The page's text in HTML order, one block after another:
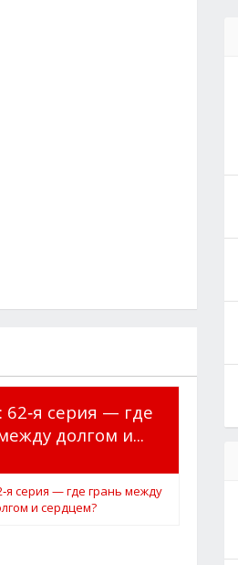
62‑я серия — где
долгом и...